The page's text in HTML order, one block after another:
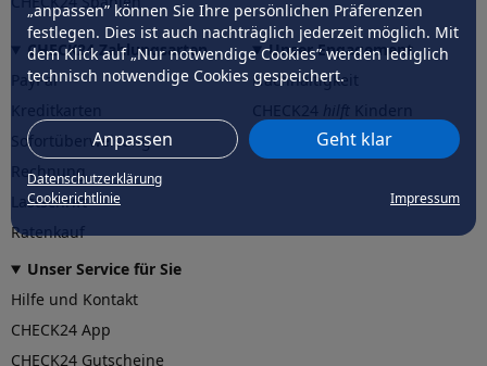
„anpassen” können Sie Ihre persönlichen Präferenzen
festlegen. Dies ist auch nachträglich jederzeit möglich. Mit
dem Klick auf „Nur notwendige Cookies” werden lediglich
technisch notwendige Cookies gespeichert.
Anpassen Geht klar
Datenschutzerklärung
Cookierichtlinie
Impressum
CHECK24 Zahlungsarten
PayPal
Sofortüberweisung
Rechnung
Lastschrift
Ratenkauf
Unser Engagement
Nachhaltigkeit
CHECK24hilftder Natur
Unser Service für Sie
Hilfe und Kontakt
CHECK24 App
CHECK24 Gutscheine